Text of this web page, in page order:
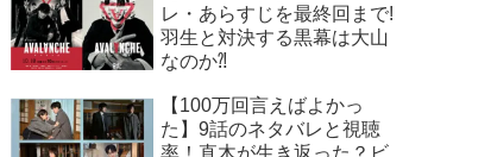
レ・あらすじを最終回まで!
羽生と対決する黒幕は大山
なのか⁈
【100万回言えばよかっ
た】9話のネタバレと視聴
率！直木が生き返った？ビ